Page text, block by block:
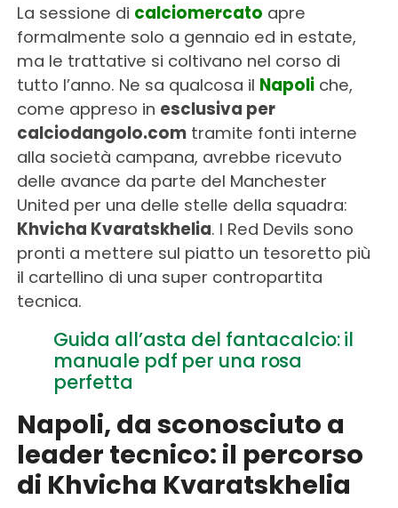
La sessione di calciomercato apre
formalmente solo a gennaio ed in estate,
ma le trattative si coltivano nel corso di
tutto l’anno. Ne sa qualcosa il Napoli che,
come appreso in esclusiva per
calciodangolo.comtramite fonti interne
alla società campana, avrebbe ricevuto
delle avance da parte del Manchester
United per una delle stelle della squadra:
Khvicha Kvaratskhelia. I Red Devils sono
pronti a mettere sul piatto un tesoretto più
il cartellino di una super contropartita
tecnica.
Guida all’asta del fantacalcio: il
manuale pdf per una rosa
perfetta
Napoli, da sconosciuto a
leader tecnico: il percorso
di Khvicha Kvaratskhelia